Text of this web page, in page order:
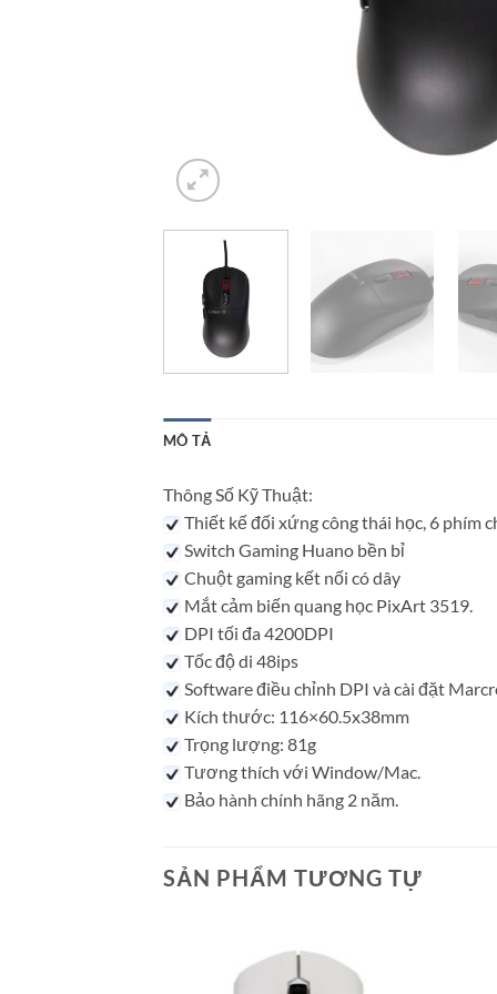
MÔ TẢ
Thông Số Kỹ Thuật:
Thiết kế đối xứng công thái học, 6 phím
Switch Gaming Huano bền bỉ
Chuột gaming kết nối có dây
Mắt cảm biến quang học PixArt 3519.
DPI tối đa 4200DPI
Tốc độ di 48ips
Software điều chỉnh DPI và cài đặt
Kích thước: 116×60.5x38mm
Trọng lượng: 81g
Tương thích với Window/Mac.
Bảo hành chính hãng 2 năm.
SẢN PHẨM TƯƠNG TỰ